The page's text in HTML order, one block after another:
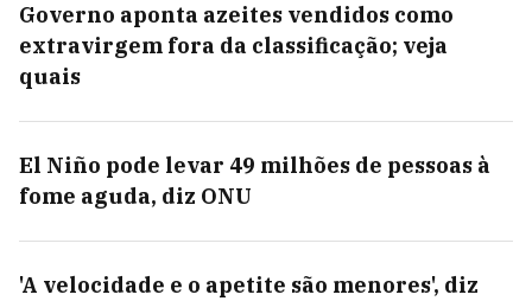
Governo aponta azeites vendidos como
extravirgem fora da classificação; veja
quais
El Niño pode levar 49 milhões de pessoas à
fome aguda, diz ONU
'A velocidade e o apetite são menores', diz